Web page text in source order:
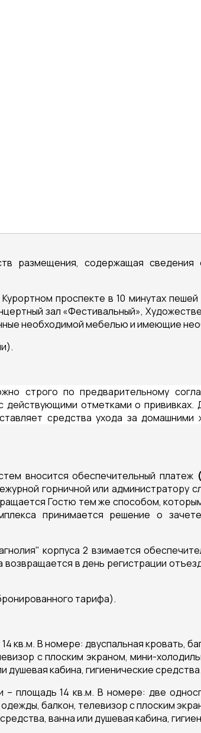
размещения, содержащая
проспекте в 10 минутах
зал «Фестивальный»,
необходимой мебелью и имеющие
строго по предварительному
отметками о прививках.
средства ухода за домашними
вносится обеспечительный платеж
горничной или администратору
Гостю тем же способом,
принимается решение о
корпуса 2 взимается
в день регистрации
тарифа).
кв.м. В номере: двуспальная кровать,
с плоским экраном, мини-
душевая кабина, гигиенические средства.
площадь 14 кв.м. В номере: две
балкон, телевизор с плоским
ванна или душевая кабина,